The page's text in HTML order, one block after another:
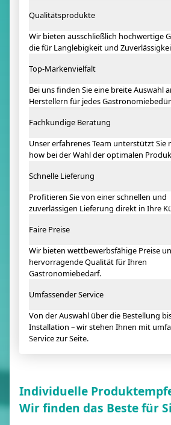
Qualitätsprodukte
Wir bieten ausschließlich hochwertige
die für Langlebigkeit und
Top-Markenvielfalt
Bei uns finden Sie eine breite Auswahl
Herstellern für jedes
Fachkundige Beratung
Unser erfahrenes Team unterstützt Sie
how bei der Wahl der optimalen
Schnelle Lieferung
Profitieren Sie von einer schnellen und
zuverlässigen Lieferung direkt in Ihre
Faire Preise
Wir bieten wettbewerbsfähige Preise
hervorragende Qualität für Ihren
Gastronomiebedarf.
Umfassender Service
Von der Auswahl über die Bestellung
Installation – wir stehen Ihnen mit
Service zur Seite.
Individuelle
Wir finden das Beste für